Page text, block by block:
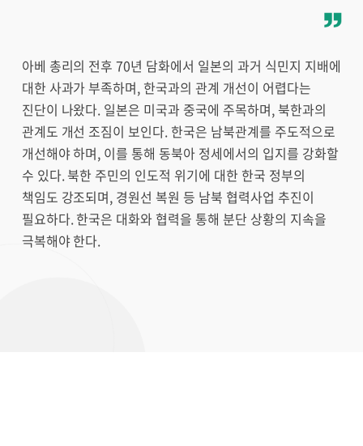
아베 총리의 전후 70년 담화에서 일본의 과거 식민지 지배에
대한 사과가 부족하며, 한국과의 관계 개선이 어렵다는
진단이 나왔다. 일본은 미국과 중국에 주목하며, 북한과의
관계도 개선 조짐이 보인다. 한국은 남북관계를 주도적으로
개선해야 하며, 이를 통해 동북아 정세에서의 입지를 강화할
수 있다. 북한 주민의 인도적 위기에 대한 한국 정부의
책임도 강조되며, 경원선 복원 등 남북 협력사업 추진이
필요하다. 한국은 대화와 협력을 통해 분단 상황의 지속을
극복해야 한다.